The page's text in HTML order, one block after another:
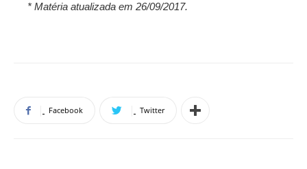
* Matéria atualizada em 26/09/2017.
Facebook Twitter